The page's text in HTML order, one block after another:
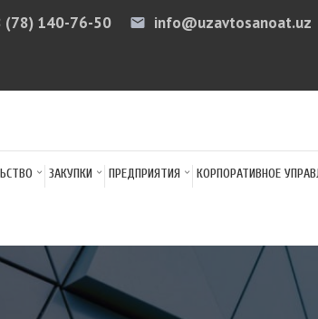
(78) 140-76-50 email info@uzavtosanoat.uz
ЗАКУПКИ ПРЕДПРИЯТИЯ КОРПОРАТИВНОЕ